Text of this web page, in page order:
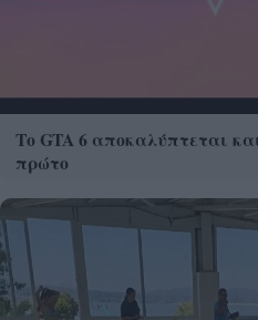
Το GTA 6 αποκαλύπτεται
πρώτο